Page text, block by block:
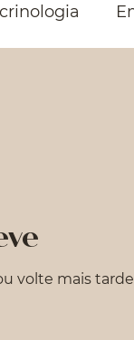
volte mais